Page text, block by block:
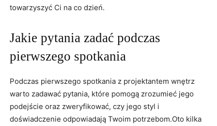
towarzyszyć Ci na co dzień.
Jakie pytania zadać podczas
pierwszego spotkania
Podczas pierwszego spotkania z projektantem wnętrz
warto zadawać pytania, które pomogą‍ zrozumieć jego
podejście oraz ​zweryfikować, czy‍ jego styl i
doświadczenie odpowiadają Twoim potrzebom.Oto kilka